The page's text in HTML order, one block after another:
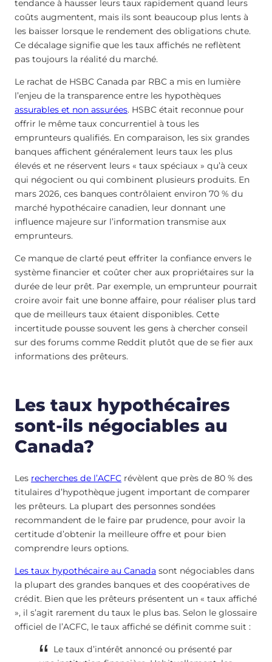
tendance à hausser leurs taux rapidement quand leurs
coûts augmentent, mais ils sont beaucoup plus lents à
les baisser lorsque le rendement des obligations chute.
Ce décalage signifie que les taux affichés ne reflètent
pas toujours la réalité du marché.
Le rachat de HSBC Canada par RBC a mis en lumière
l’enjeu de la transparence entre les hypothèques
assurables et non assurées. HSBC était reconnue pour
offrir le même taux concurrentiel à tous les
emprunteurs qualifiés. En comparaison, les six grandes
banques affichent généralement leurs taux les plus
élevés et ne réservent leurs « taux spéciaux » qu’à ceux
qui négocient ou qui combinent plusieurs produits. En
mars 2026, ces banques contrôlaient environ 70 % du
marché hypothécaire canadien, leur donnant une
influence majeure sur l’information transmise aux
emprunteurs.
Ce manque de clarté peut effriter la confiance envers le
système financier et coûter cher aux propriétaires sur la
durée de leur prêt. Par exemple, un emprunteur pourrait
croire avoir fait une bonne affaire, pour réaliser plus tard
que de meilleurs taux étaient disponibles. Cette
incertitude pousse souvent les gens à chercher conseil
sur des forums comme Reddit plutôt que de se fier aux
informations des prêteurs.
Les taux hypothécaires
sont-ils négociables au
Canada?
Les recherches de l’ACFC révèlent que près de 80 % des
titulaires d’hypothèque jugent important de comparer
les prêteurs. La plupart des personnes sondées
recommandent de le faire par prudence, pour avoir la
certitude d’obtenir la meilleure offre et pour bien
comprendre leurs options.
Les taux hypothécaire au Canada sont négociables dans
la plupart des grandes banques et des coopératives de
crédit. Bien que les prêteurs présentent un « taux affiché
», il s’agit rarement du taux le plus bas. Selon le glossaire
officiel de l’ACFC, le taux affiché se définit comme suit :
Le taux d’intérêt annoncé ou présenté par